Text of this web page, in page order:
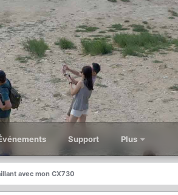
Support Plus
avec mon CX730